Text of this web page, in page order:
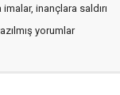
inançlara saldırı
yorumlar